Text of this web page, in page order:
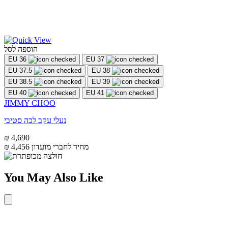
הוספה לסל
EU 36
EU 37
EU 37.5
EU 38
EU 38.5
EU 39
EU 40
EU 41
JIMMY CHOO
נעלי עקב לכה סטיבי
₪ 4,690
₪ 4,456 מחיר לחברי מועדון
You May Also Like